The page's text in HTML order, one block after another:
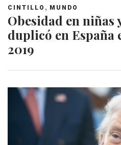
CINTILLO , MUNDO
Obesidad en niñas
duplicó en España
2019